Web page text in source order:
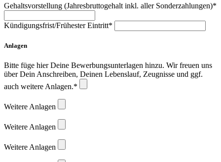
Gehaltsvorstellung (Jahresbruttogehalt inkl. aller Sonderzahlungen)*
Kündigungsfrist/Frühester Eintritt*
Anlagen
Bitte füge hier Deine Bewerbungsunterlagen hinzu. Wir freuen uns
über Dein Anschreiben, Deinen Lebenslauf, Zeugnisse und ggf.
auch weitere Anlagen.*
Weitere Anlagen
Weitere Anlagen
Weitere Anlagen